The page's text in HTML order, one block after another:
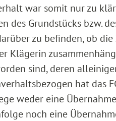
war somit nur zu
des Grundstücks bzw.
zu befinden, ob
Klägerin
sind, deren
hat das
weder eine
noch eine